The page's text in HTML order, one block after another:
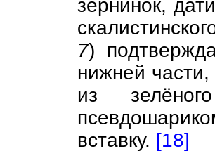
зернинок,
7)
нижней
из
вставку. [18]